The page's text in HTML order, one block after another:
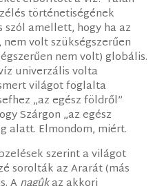
történetiségének
szól amellett, hogy ha az
volt szükségszerűen
nem volt) globális.
univerzális volta
világot foglalta
„az egész földről”
Szárgon „az egész
alatt. Elmondom, miért.
szerint a világot
sorolták az Ararát (más